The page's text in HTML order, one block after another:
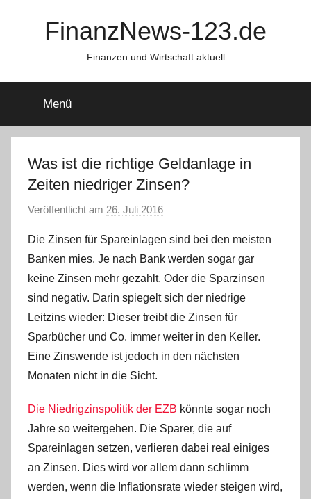
FinanzNews-123.de
Finanzen und Wirtschaft aktuell
Menü
Was ist die richtige Geldanlage in
Zeiten niedriger Zinsen?
Veröffentlicht am 26. Juli 2016
n
C
W
Die Zinsen für Spareinlagen sind bei den meisten
Banken mies. Je nach Bank werden sogar gar
keine Zinsen mehr gezahlt. Oder die Sparzinsen
sind negativ. Darin spiegelt sich der niedrige
Leitzins wieder: Dieser treibt die Zinsen für
Sparbücher und Co. immer weiter in den Keller.
Eine Zinswende ist jedoch in den nächsten
Monaten nicht in die Sicht.
Die Niedrigzinspolitik der EZB könnte sogar noch
Jahre so weitergehen. Die Sparer, die auf
Spareinlagen setzen, verlieren dabei real einiges
an Zinsen. Dies wird vor allem dann schlimm
werden, wenn die Inflationsrate wieder steigen wird,